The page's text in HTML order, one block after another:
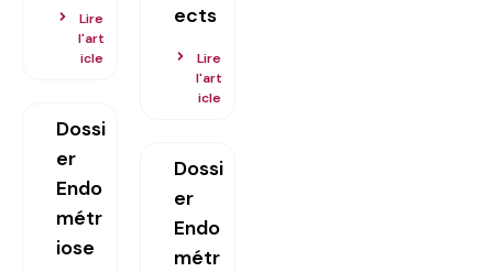
Lire
l'art
icle
Dossi
er
Endo
métr
iose
ects
Lire
l'art
icle
Dossi
er
Endo
métr